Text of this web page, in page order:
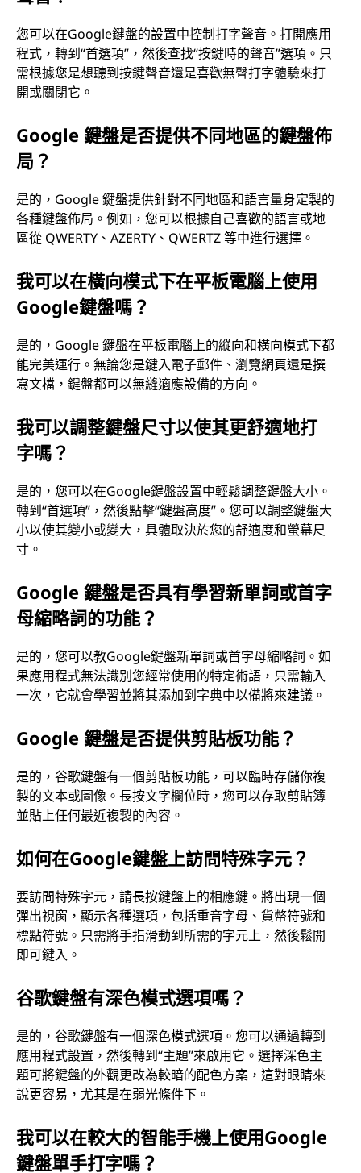
您可以在Google鍵盤的設置中控制打字聲音。打開應用
程式，轉到“首選項”，然後查找“按鍵時的聲音”選項。只
需根據您是想聽到按鍵聲音還是喜歡無聲打字體驗來打
開或關閉它。
Google 鍵盤是否提供不同地區的鍵盤佈
局？
是的，Google 鍵盤提供針對不同地區和語言量身定製的
各種鍵盤佈局。例如，您可以根據自己喜歡的語言或地
區從 QWERTY、AZERTY、QWERTZ 等中進行選擇。
我可以在橫向模式下在平板電腦上使用
Google鍵盤嗎？
是的，Google 鍵盤在平板電腦上的縱向和橫向模式下都
能完美運行。無論您是鍵入電子郵件、瀏覽網頁還是撰
寫文檔，鍵盤都可以無縫適應設備的方向。
我可以調整鍵盤尺寸以使其更舒適地打
字嗎？
是的，您可以在Google鍵盤設置中輕鬆調整鍵盤大小。
轉到“首選項”，然後點擊“鍵盤高度”。您可以調整鍵盤大
小以使其變小或變大，具體取決於您的舒適度和螢幕尺
寸。
Google 鍵盤是否具有學習新單詞或首字
母縮略詞的功能？
是的，您可以教Google鍵盤新單詞或首字母縮略詞。如
果應用程式無法識別您經常使用的特定術語，只需輸入
一次，它就會學習並將其添加到字典中以備將來建議。
Google 鍵盤是否提供剪貼板功能？
是的，谷歌鍵盤有一個剪貼板功能，可以臨時存儲你複
製的文本或圖像。長按文字欄位時，您可以存取剪貼簿
並貼上任何最近複製的內容。
如何在Google鍵盤上訪問特殊字元？
要訪問特殊字元，請長按鍵盤上的相應鍵。將出現一個
彈出視窗，顯示各種選項，包括重音字母、貨幣符號和
標點符號。只需將手指滑動到所需的字元上，然後鬆開
即可鍵入。
谷歌鍵盤有深色模式選項嗎？
是的，谷歌鍵盤有一個深色模式選項。您可以通過轉到
應用程式設置，然後轉到“主題”來啟用它。選擇深色主
題可將鍵盤的外觀更改為較暗的配色方案，這對眼睛來
說更容易，尤其是在弱光條件下。
我可以在較大的智能手機上使用Google
鍵盤單手打字嗎？